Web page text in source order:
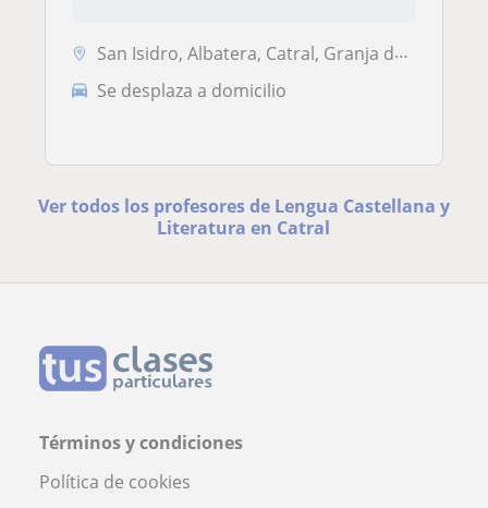
San Isidro, Albatera, Catral, Granja de Rocamora
Se desplaza a domicilio
Ver todos los profesores de Lengua Castellana y
Literatura en Catral
Términos y condiciones
Política de cookies